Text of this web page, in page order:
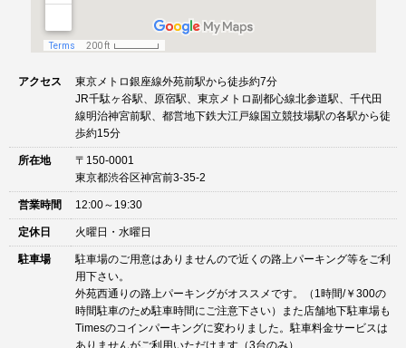
アクセス
東京メトロ銀座線外苑前駅から徒歩約7分
JR千駄ヶ谷駅、原宿駅、東京メトロ副都心線北参道駅、千代田
線明治神宮前駅、都営地下鉄大江戸線国立競技場駅の各駅から徒
歩約15分
所在地
〒150-0001
東京都渋谷区神宮前3-35-2
営業時間 12:00～19:30
定休日 火曜日・水曜日
駐車場
駐車場のご用意はありませんので近くの路上パーキング等をご利
用下さい。
外苑西通りの路上パーキングがオススメです。（1時間/￥300の
時間駐車のため駐車時間にご注意下さい）また店舗地下駐車場も
Timesのコインパーキングに変わりました。駐車料金サービスは
ありませんがご利用いただけます（3台のみ）